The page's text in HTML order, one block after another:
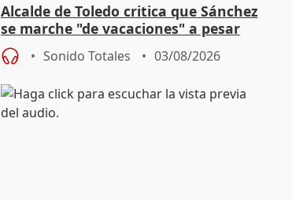
Alcalde de Toledo critica que Sánchez
se marche "de vacaciones" a pesar
de la crisis migratoria
Sonido Totales 03/08/2026